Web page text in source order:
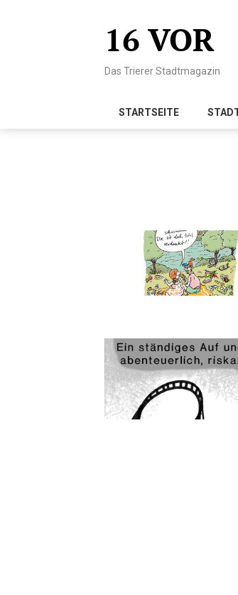
16 VOR
Das Trierer Stadtmagazin
STARTSEITE